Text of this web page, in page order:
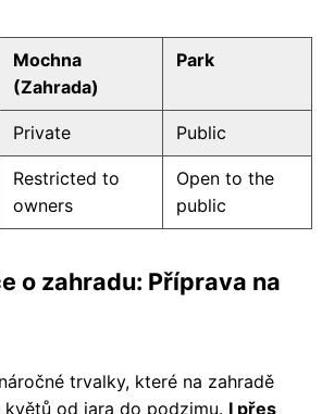
Mochna
(Zahrada)
Park
Private Public
Restricted to
owners
Open to the
public
o zahradu: Příprava na
trvalky, které na zahradě
od jara do podzimu. I přes